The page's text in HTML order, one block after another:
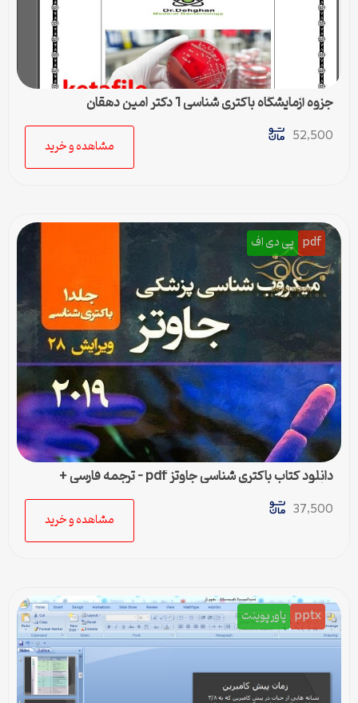
جزوه آزمایشگاه باکتری شناسی 1 دکتر امین دهقان
52,500
مشاهده و خرید
pdf پی دی اف
دانلود کتاب باکتری شناسی جاوتز pdf – ترجمه فارسی +
37,500
مشاهده و خرید
pptx پاورپوینت